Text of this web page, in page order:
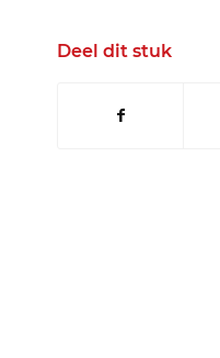
Deel dit stuk